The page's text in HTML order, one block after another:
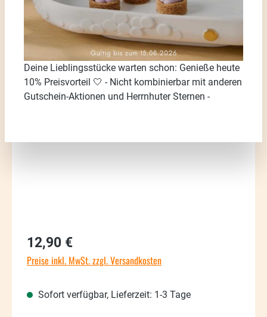
Bildergalerie überspringen
Regulärer Preis:
12,90 €
Preise inkl. MwSt. zzgl. Versandkosten
Sofort verfügbar, Lieferzeit: 1-3 Tage
Deine Lieblingsstücke warten schon: Genieße heute
10% Preisvorteil 🤍 - Nicht kombinierbar mit anderen
Gutschein-Aktionen und Herrnhuter Sternen -